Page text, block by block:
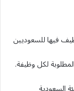
فيها للسعوديين
لكل وظيفة.